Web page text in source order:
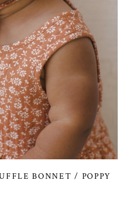
BONNET / POPPY